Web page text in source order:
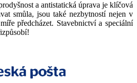
a antistatická úprava je klíčová
smůla, jsou také nezbytností nejen v
předcházet. Stavebnictví a speciální